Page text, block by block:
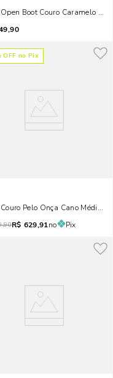
Boot Couro Caramelo
OFF no Pix
Pelo Onça Cano Médio
R$ 629,91no Pix